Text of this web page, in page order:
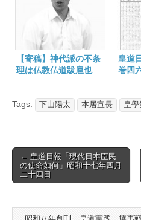
【寄稿】神代派の不条
理は仏教仏道跋扈也
皇道
巻四
Tags: 下山陽太 本居宣長 皇
Post
navigation
← 皇道日報「現代日本臣民
の使命如何」昭和十七年四月
二十四日